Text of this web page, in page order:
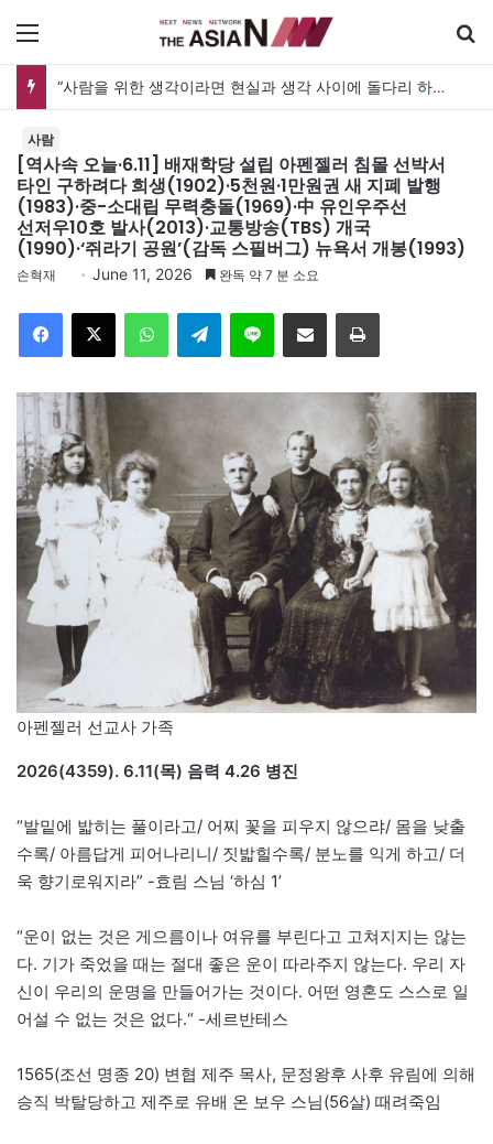
메뉴
“사람을 위한 생각이라면 현실과 생각 사이에 돌다리 하나는 놓아야 하지 않을까”
사람
[역사속 오늘·6.11] 배재학당 설립 아펜젤러 침몰 선박서
타인 구하려다 희생(1902)·5천원·1만원권 새 지폐 발행
(1983)·중-소대립 무력충돌(1969)·中 유인우주선
선저우10호 발사(2013)·교통방송(TBS) 개국
(1990)·‘쥐라기 공원’(감독 스필버그) 뉴욕서 개봉(1993)
손혁재 June 11, 2026 완독 약 7 분 소요
Facebook
X WhatsAppTelegramLine 이메일 인쇄
아펜젤러 선교사 가족
2026(4359). 6.11(목) 음력 4.26 병진
“발밑에 밟히는 풀이라고/ 어찌 꽃을 피우지 않으랴/ 몸을 낮출
수록/ 아름답게 피어나리니/ 짓밟힐수록/ 분노를 익게 하고/ 더
욱 향기로워지라” -효림 스님 ‘하심 1’
“운이 없는 것은 게으름이나 여유를 부린다고 고쳐지지는 않는
다. 기가 죽었을 때는 절대 좋은 운이 따라주지 않는다. 우리 자
신이 우리의 운명을 만들어가는 것이다. 어떤 영혼도 스스로 일
어설 수 없는 것은 없다.“ -세르반테스
1565(조선 명종 20) 변협 제주 목사, 문정왕후 사후 유림에 의해
승직 박탈당하고 제주로 유배 온 보우 스님(56살) 때려죽임